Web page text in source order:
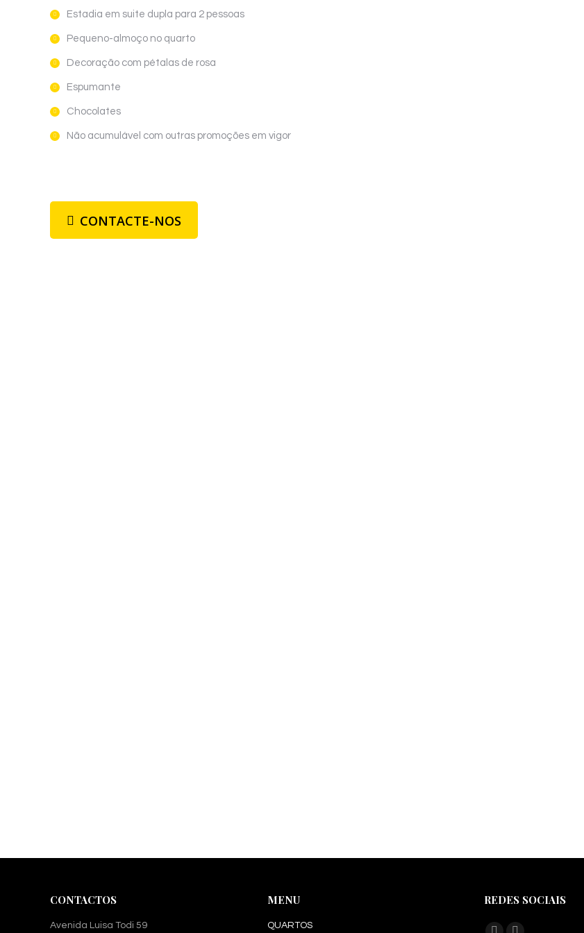
Estadia em suite dupla para 2 pessoas
Pequeno-almoço no quarto
Decoração com pétalas de rosa
Espumante
Chocolates
Não acumulável com outras promoções em vigor
CONTACTE-NOS
CONTACTOS
Avenida Luisa Todi 59
MENU
QUARTOS
REDES SOCIAIS
Find us on: